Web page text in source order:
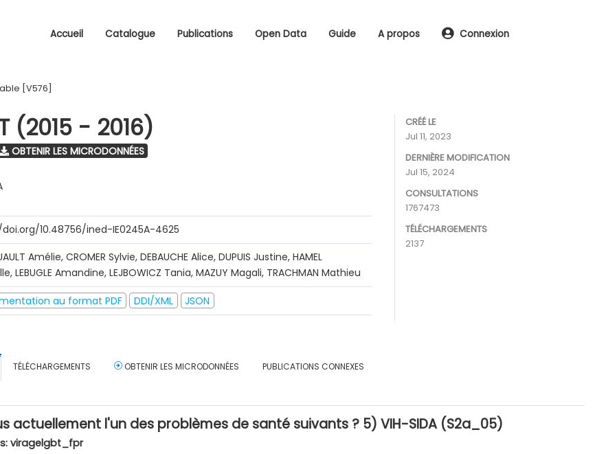
Accueil Catalogue Publications Open Data Guide A propos Connexion
[V576]
(2015 - 2016)
OBTENIR LES MICRODONNÉES
10.48756/ined-IE0245A-4625
Amélie, CROMER Sylvie, DEBAUCHE Alice, DUPUIS Justine, HAMEL
LEBUGLE Amandine, LEJBOWICZ Tania, MAZUY Magali, TRACHMAN Mathieu
au format PDF DDI/XML JSON
CRÉÉ LE
Jul 11, 2023
DERNIÈRE MODIFICATION
Jul 15, 2024
CONSULTATIONS
1767473
TÉLÉCHARGEMENTS
2137
TÉLÉCHARGEMENTS OBTENIR LES MICRODONNÉES PUBLICATIONS CONNEXES
actuellement l'un des problèmes de santé suivants ? 5) VIH-SIDA (S2a_05)
viragelgbt_fpr